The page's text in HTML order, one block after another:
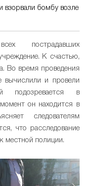
взорвали бомбу возле
пострадавших
К счастью,
Во время проведения
вычислили и провели
подозревается в
он находится в
следователям
что расследование
местной полиции.